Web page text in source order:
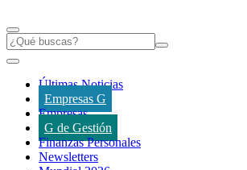
Últimas Noticias
Empresas G
Empresas
G de Gestión
Finanzas Personales
Newsletters